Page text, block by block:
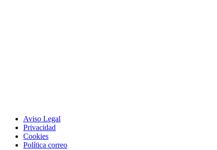
Aviso Legal
Privacidad
Cookies
Política correo